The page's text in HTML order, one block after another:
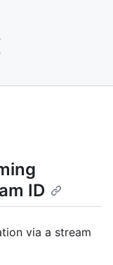
ID
via a stream